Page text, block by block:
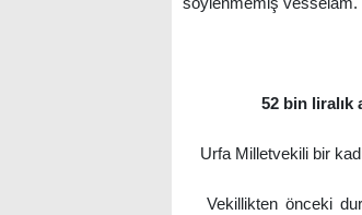
söylenmemiş vesselam.
52 bin liralık
Urfa Milletvekili bir
Vekillikten önceki